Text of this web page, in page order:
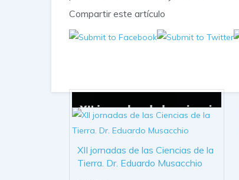
Compartir este artículo
XII jornadas de las Ciencias de la
Tierra. Dr. Eduardo Musacchio